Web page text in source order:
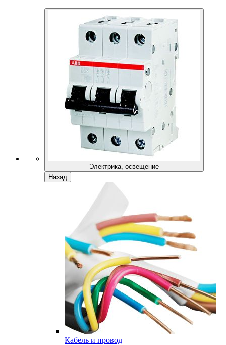
Электрика, освещение
Назад
Кабель и провод